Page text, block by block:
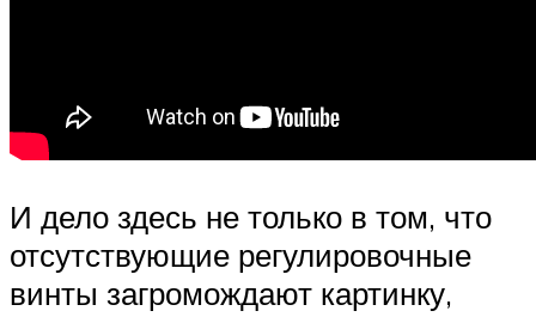
И дело здесь не только в том, что
отсутствующие регулировочные
винты загромождают картинку,